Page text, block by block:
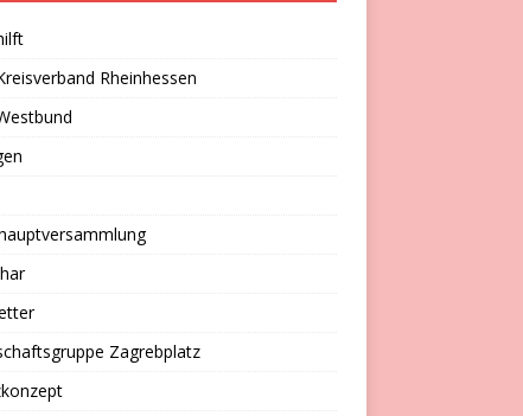
Rheinhessen
Zagrebplatz